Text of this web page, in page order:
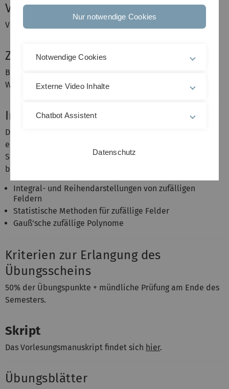
Voraussetzungen
Vorlesung Wahrscheinlichkeitsrechnung, Zufallsfelder I
Zielgruppe
Bachelor / Master Mathematik und
Wirtschaftsmathematik, Lehramt Mathematik
Inhalt
Die Vorlesung "Zufallsfelder II" ist eine Fortführung des
ersten Teils im Wintersemester 2012/13. Darin werden
Simulationsmethoden und Techniken für zufällige Felder
behandelt. Schwerpunkte sind hierbei
Integral- und Reihendarstellungen von zufälligen
Feldern
Statistische Methoden für zufällige Felder
Gauß'sche zufällige Polynome
Kriterien zur Erlangung des
Übungsscheins
50% der Übungspunkte + mündliche Prüfung am Ende des
Semesters.
Skript
Das Vorlesungsmanuskript findet sich hier.
Übungsblätter
Nur notwendige Cookies
Notwendige Cookies
Externe Video Inhalte
Chatbot Assistent
Datenschutz